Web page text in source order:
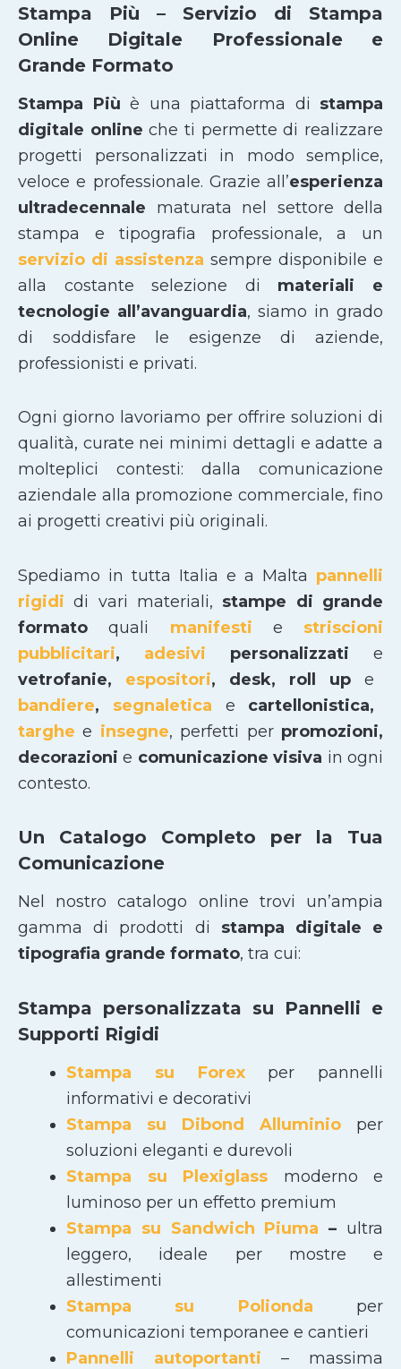
Stampa Più – Servizio di Stampa
Online Digitale Professionale e
Grande Formato
Stampa Più è una piattaforma di stampa
digitale online che ti permette di realizzare
progetti personalizzati in modo semplice,
veloce e professionale. Grazie all’esperienza
ultradecennale maturata nel settore della
stampa e tipografia professionale, a un
servizio di assistenza sempre disponibile e
alla costante selezione di materiali e
tecnologie all’avanguardia, siamo in grado
di soddisfare le esigenze di aziende,
professionisti e privati.
Ogni giorno lavoriamo per offrire soluzioni di
qualità, curate nei minimi dettagli e adatte a
molteplici contesti: dalla comunicazione
aziendale alla promozione commerciale, fino
ai progetti creativi più originali.
Spediamo in tutta Italia e a Malta pannelli
rigididi vari materiali, stampe di grande
formatoquali manifesti e striscioni
pubblicitari, adesivi personalizzati e
vetrofanie, espositori, desk, roll up e
bandiere, segnaletica e cartellonistica,
targhee insegne, perfetti per promozioni,
decorazionie comunicazione visiva in ogni
contesto.
Un Catalogo Completo per la Tua
Comunicazione
Nel nostro catalogo online trovi un’ampia
gamma di prodotti di stampa digitale e
tipografia grande formato, tra cui:
Stampa personalizzata su Pannelli e
Supporti Rigidi
Stampa su Forexper pannelli
informativi e decorativi
Stampa su Dibond Alluminio per
soluzioni eleganti e durevoli
Stampa su Plexiglass moderno e
luminoso per un effetto premium
Stampa su Sandwich Piuma – ultra
leggero, ideale per mostre e
allestimenti
Stampa su Polionda per
comunicazioni temporanee e cantieri
Pannelli autoportanti – massima